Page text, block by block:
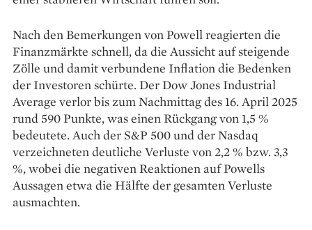
Nach den Bemerkungen von Powell reagierten die
Finanzmärkte schnell, da die Aussicht auf steigende
Zölle und damit verbundene Inflation die Bedenken
der Investoren schürte. Der Dow Jones Industrial
Average verlor bis zum Nachmittag des 16. April 2025
rund 590 Punkte, was einen Rückgang von 1,5 %
bedeutete. Auch der S&P 500 und der Nasdaq
verzeichneten deutliche Verluste von 2,2 % bzw. 3,3
%, wobei die negativen Reaktionen auf Powells
Aussagen etwa die Hälfte der gesamten Verluste
ausmachten.